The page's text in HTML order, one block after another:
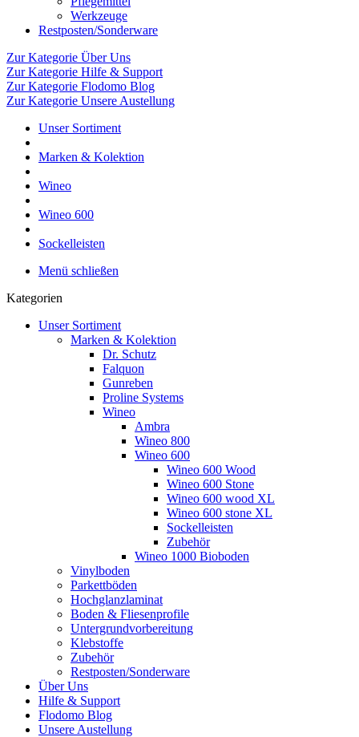
Werkzeuge
Restposten/Sonderware
Zur Kategorie Über Uns
Zur Kategorie Hilfe & Support
Zur Kategorie Flodomo Blog
Zur Kategorie Unsere Austellung
Unser Sortiment
Marken & Kolektion
Wineo
Wineo 600
Sockelleisten
Menü schließen
Kategorien
Unser Sortiment
Marken & Kolektion
Dr. Schutz
Falquon
Gunreben
Proline Systems
Wineo
Ambra
Wineo 800
Wineo 600
Wineo 600 Wood
Wineo 600 Stone
Wineo 600 wood XL
Wineo 600 stone XL
Sockelleisten
Zubehör
Wineo 1000 Bioboden
Vinylboden
Parkettböden
Hochglanzlaminat
Boden & Fliesenprofile
Untergrundvorbereitung
Klebstoffe
Zubehör
Restposten/Sonderware
Über Uns
Hilfe & Support
Flodomo Blog
Unsere Austellung